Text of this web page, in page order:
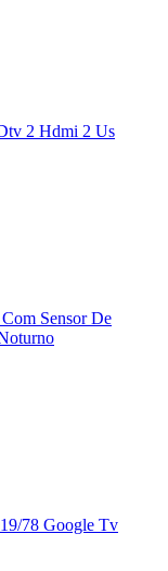
2 Hdmi 2 Us
Sensor De
78 Google Tv